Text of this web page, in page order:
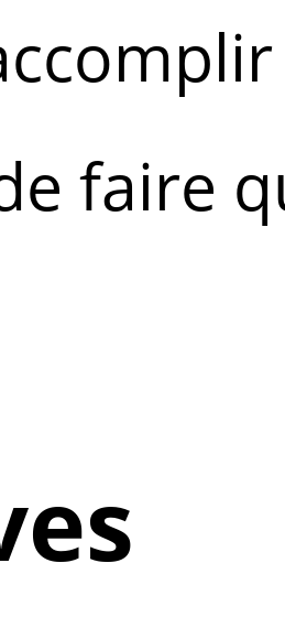
faire